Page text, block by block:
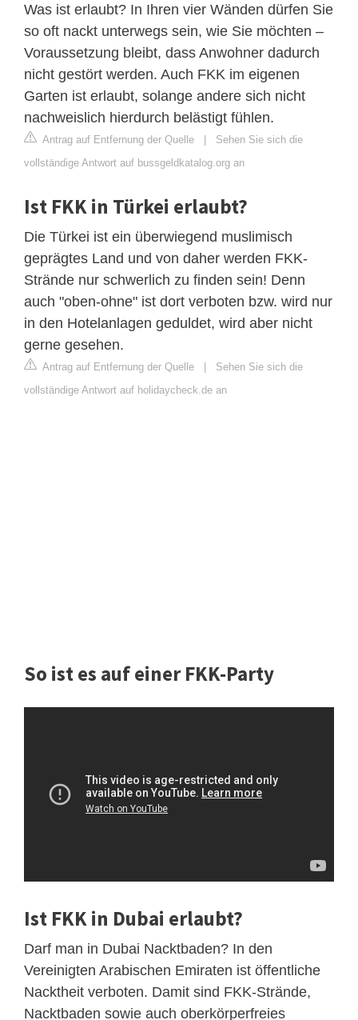
Was ist erlaubt? In Ihren vier Wänden dürfen Sie
so oft nackt unterwegs sein, wie Sie möchten –
Voraussetzung bleibt, dass Anwohner dadurch
nicht gestört werden. Auch FKK im eigenen
Garten ist erlaubt, solange andere sich nicht
nachweislich hierdurch belästigt fühlen.
Antrag auf Entfernung der Quelle
Sehen Sie sich die
vollständige Antwort auf bussgeldkatalog.org an
Ist FKK in Türkei erlaubt?
Die Türkei ist ein überwiegend muslimisch
geprägtes Land und von daher werden FKK-
Strände nur schwerlich zu finden sein! Denn
auch "oben-ohne" ist dort verboten bzw. wird nur
in den Hotelanlagen geduldet, wird aber nicht
gerne gesehen.
Antrag auf Entfernung der Quelle
Sehen Sie sich die
vollständige Antwort auf holidaycheck.de an
So ist es auf einer FKK-Party
Ist FKK in Dubai erlaubt?
Darf man in Dubai Nacktbaden? In den
Vereinigten Arabischen Emiraten ist öffentliche
Nacktheit verboten. Damit sind FKK-Strände,
Nacktbaden sowie auch oberkörperfreies